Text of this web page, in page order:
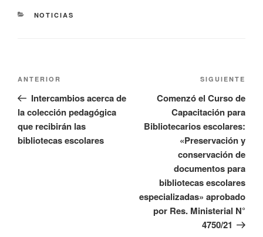
NOTICIAS
ANTERIOR
Intercambios acerca de
la colección pedagógica
que recibirán las
bibliotecas escolares
SIGUIENTE
Comenzó el Curso de
Capacitación para
Bibliotecarios escolares:
«Preservación y
conservación de
documentos para
bibliotecas escolares
especializadas» aprobado
por Res. Ministerial N°
4750/21